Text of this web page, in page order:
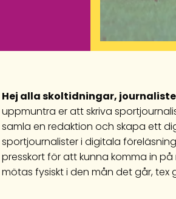
Hej alla skoltidningar,
uppmuntra er att skriva
samla en redaktion och skapa ett
sportjournalister i digitala
presskort för att kunna komma in
mötas fysiskt i den mån det går,